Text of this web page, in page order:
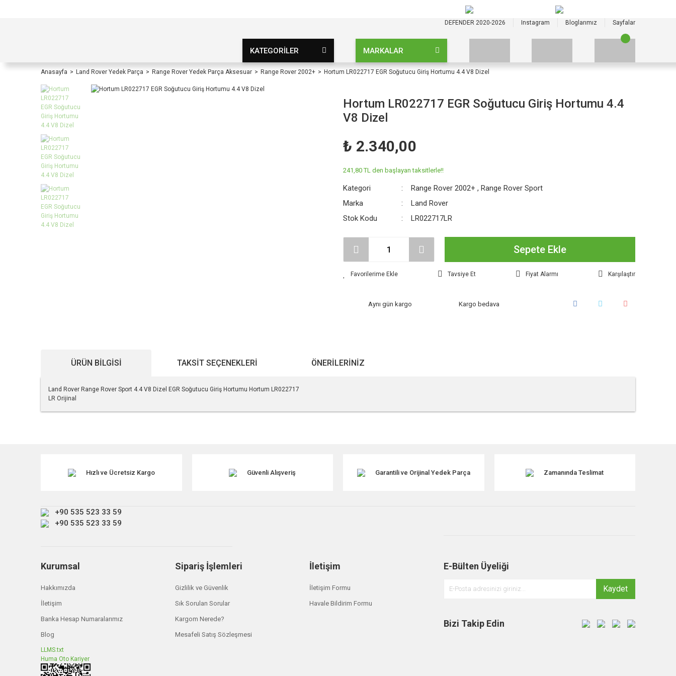
DEFENDER 2020-2026 Instagram Bloglarımız Sayfalar
KATEGORİLER MARKALAR
Anasayfa Land Rover Yedek Parça Range Rover Yedek Parça Aksesuar Range Rover 2002+ Hortum LR022717 EGR Soğutucu Giriş Hortumu 4.4 V8 Dizel
Hortum LR022717 EGR Soğutucu Giriş Hortumu 4.4
V8 Dizel
₺ 2.340,00
241,80 TL den başlayan taksitlerle!!
Kategori Range Rover 2002+ ,Range Rover Sport
Marka
Land Rover
Stok Kodu
LR022717LR
Sepete Ekle
Tavsiye Et Fiyat Alarmı Karşılaştır
Aynı gün kargo Kargo bedava
ÜRÜN BILGISI TAKSIT SEÇENEKLERI ÖNERILERINIZ
Land Rover Range Rover Sport 4.4 V8 Dizel EGR Soğutucu Giriş Hortumu Hortum LR022717
LR Orijinal
Ürün açıklamasında eksik bilgiler bulunuyor.
Bu ürüne benzer farklı alternatifler olmalı.
Hızlı ve Ücretsiz Kargo Güvenli Alışveriş Garantili ve Orijinal Yedek Parça Zamanında Teslimat
+90 535 523 33 59
+90 535 523 33 59
Kurumsal
Hakkımızda
İletişim
Banka Hesap Numaralarımız
Blog
LLMS.txt
Huma Oto Kariyer
Sipariş İşlemleri
Gizlilik ve Güvenlik
Sık Sorulan Sorular
Kargom Nerede?
Mesafeli Satış Sözleşmesi
İletişim
İletişim Formu
Havale Bildirim Formu
E-Bülten Üyeliği
Kaydet
Bizi Takip Edin